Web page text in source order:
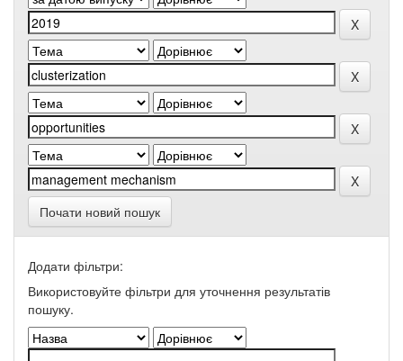
Почати новий пошук
Додати фільтри:
Використовуйте фільтри для уточнення результатів
пошуку.